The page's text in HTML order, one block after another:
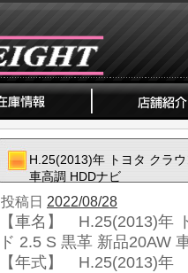
H.25(2013)年 トヨタ クラ
車高調 HDDナビ
投稿日 2022/08/28
【車名】 H.25(2013)年
ド 2.5 S 黒革 新品20AW
【年式】 H.25(2013)年